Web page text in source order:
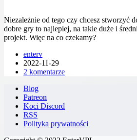
Niezależnie od tego czy chcesz stworzyć
dobre gry to najlepiej, na takie duże i
projekt. Więc na co czekamy?
enterv
2022-11-29
2 komentarze
Blog
Patreon
Koci Discord
RSS
Polityka prywatności